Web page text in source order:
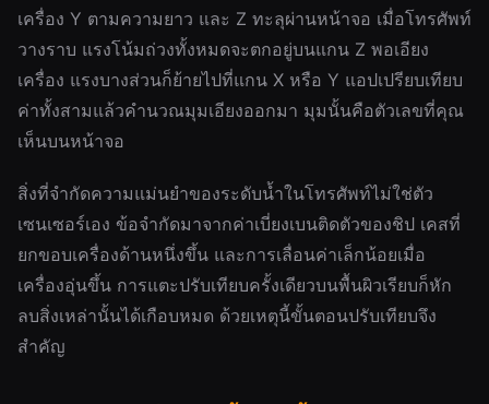
เครื่อง Y ตามความยาว และ Z ทะลุผ่านหน้าจอ เมื่อโทรศัพท์
วางราบ แรงโน้มถ่วงทั้งหมดจะตกอยู่บนแกน Z พอเอียง
เครื่อง แรงบางส่วนก็ย้ายไปที่แกน X หรือ Y แอปเปรียบเทียบ
ค่าทั้งสามแล้วคำนวณมุมเอียงออกมา มุมนั้นคือตัวเลขที่คุณ
เห็นบนหน้าจอ
สิ่งที่จำกัดความแม่นยำของระดับน้ำในโทรศัพท์ไม่ใช่ตัว
เซนเซอร์เอง ข้อจำกัดมาจากค่าเบี่ยงเบนติดตัวของชิป เคสที่
ยกขอบเครื่องด้านหนึ่งขึ้น และการเลื่อนค่าเล็กน้อยเมื่อ
เครื่องอุ่นขึ้น การแตะปรับเทียบครั้งเดียวบนพื้นผิวเรียบก็หัก
ลบสิ่งเหล่านั้นได้เกือบหมด ด้วยเหตุนี้ขั้นตอนปรับเทียบจึง
สำคัญ